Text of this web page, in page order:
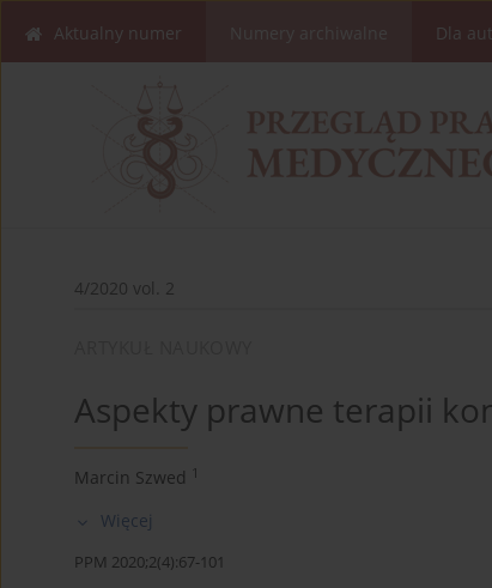
Aktualny numer Dla
4/2020 vol. 2
Aspekty prawne terapii
Marcin Szwed 1
Więcej
PPM 2020;2(4):67-101